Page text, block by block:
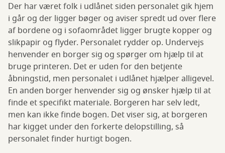
Der har været folk i udlånet siden personalet gik hjem
i går og der ligger bøger og aviser spredt ud over flere
af bordene og i sofaområdet ligger brugte kopper og
slikpapir og flyder. Personalet rydder op. Undervejs
henvender en borger sig og spørger om hjælp til at
bruge printeren. Det er uden for den betjente
åbningstid, men personalet i udlånet hjælper alligevel.
En anden borger henvender sig og ønsker hjælp til at
finde et specifikt materiale. Borgeren har selv ledt,
men kan ikke finde bogen. Det viser sig, at borgeren
har kigget under den forkerte delopstilling, så
personalet finder hurtigt bogen.